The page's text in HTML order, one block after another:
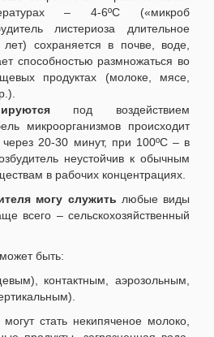
– 4-6ºС («микроб
листериоза длительное
сохраняется в почве, воде,
способностью размножаться во
продуктах (молоке, мясе,
под воздействием
микроорганизмов происходит
20-30 минут, при 100ºС – в
неустойчив к обычным
в рабочих концентрациях.
могу служить любые виды
всего – сельскохозяйственный
может быть:
контактным, аэрозольным,
могут стать некипяченое молоко,